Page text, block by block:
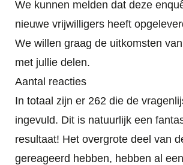
We kunnen melden dat deze
nieuwe vrijwilligers heeft
We willen graag de uitkomsten
met jullie delen.
Aantal reacties
In totaal zijn er 262 die de
ingevuld. Dit is natuurlijk een
resultaat! Het overgrote deel van
gereageerd hebben, hebben al